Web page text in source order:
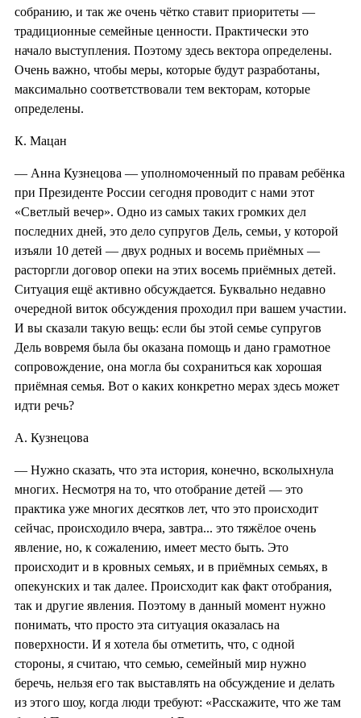
собранию, и так же очень чётко ставит приоритеты —
традиционные семейные ценности. Практически это
начало выступления. Поэтому здесь вектора определены.
Очень важно, чтобы меры, которые будут разработаны,
максимально соответствовали тем векторам, которые
определены.
К. Мацан
— Анна Кузнецова — уполномоченный по правам ребёнка
при Президенте России сегодня проводит с нами этот
«Светлый вечер». Одно из самых таких громких дел
последних дней, это дело супругов Дель, семьи, у которой
изъяли 10 детей — двух родных и восемь приёмных —
расторгли договор опеки на этих восемь приёмных детей.
Ситуация ещё активно обсуждается. Буквально недавно
очередной виток обсуждения проходил при вашем участии.
И вы сказали такую вещь: если бы этой семье супругов
Дель вовремя была бы оказана помощь и дано грамотное
сопровождение, она могла бы сохраниться как хорошая
приёмная семья. Вот о каких конкретно мерах здесь может
идти речь?
А. Кузнецова
— Нужно сказать, что эта история, конечно, всколыхнула
многих. Несмотря на то, что отобрание детей — это
практика уже многих десятков лет, что это происходит
сейчас, происходило вчера, завтра... это тяжёлое очень
явление, но, к сожалению, имеет место быть. Это
происходит и в кровных семьях, и в приёмных семьях, в
опекунских и так далее. Происходит как факт отобрания,
так и другие явления. Поэтому в данный момент нужно
понимать, что просто эта ситуация оказалась на
поверхности. И я хотела бы отметить, что, с одной
стороны, я считаю, что семью, семейный мир нужно
беречь, нельзя его так выставлять на обсуждение и делать
из этого шоу, когда люди требуют: «Расскажите, что же там